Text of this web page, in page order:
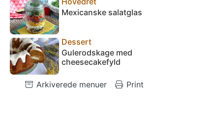
Mexicanske salatglas
Dessert
Gulerodskage med
cheesecakefyld
Arkiverede menuer Print